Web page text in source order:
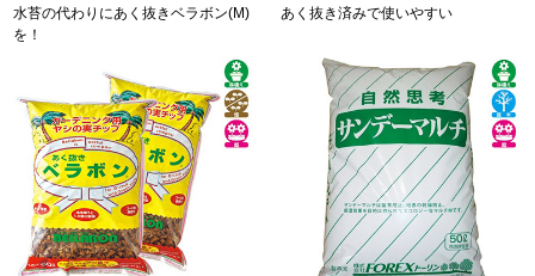
水苔の代わりにあく抜きベラボン(M)
を！
あく抜き済みで使いやすい